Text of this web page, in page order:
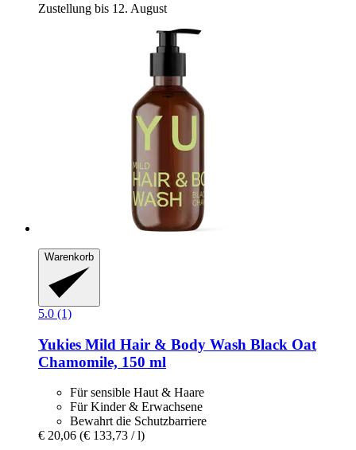
Zustellung bis 12. August
Warenkorb
5.0 (1)
Yukies Mild Hair & Body Wash Black Oat
Chamomile, 150 ml
Für sensible Haut & Haare
Für Kinder & Erwachsene
Bewahrt die Schutzbarriere
€ 20,06 (€ 133,73 / l)